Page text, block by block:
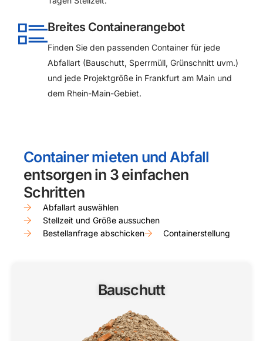
Breites Containerangebot
Finden Sie den passenden Container für jede
Abfallart (Bauschutt, Sperrmüll, Grünschnitt uvm.)
und jede Projektgröße in Frankfurt am Main und
dem Rhein-Main-Gebiet.
Container mieten und Abfall
entsorgen in 3 einfachen
Schritten
Abfallart auswählen
Stellzeit und Größe aussuchen
Bestellanfrage abschicken
Containerstellung
Bauschutt